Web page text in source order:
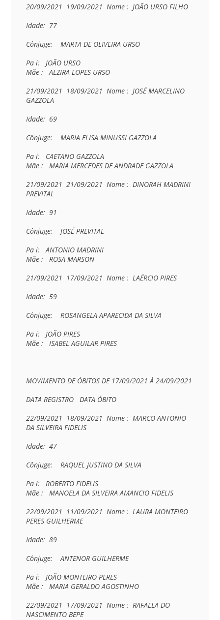
20/09/2021  19/09/2021  Nome :  JOÃO URSO FILHO
Idade:  77
Cônjuge:    MARTA DE OLIVEIRA URSO
Pa i:   JOÃO URSO
Mãe :   ALZIRA LOPES URSO
21/09/2021  18/09/2021  Nome :  JOSÉ MARCELINO
GAZZOLA
Idade:  69
Cônjuge:    MARIA ELISA MINUSSI GAZZOLA
Pa i:   CAETANO GAZZOLA
Mãe :   MARIA MERCEDES DE ANDRADE GAZZOLA
21/09/2021  21/09/2021  Nome :  DINORAH MADRINI
PREVITAL
Idade:  91
Cônjuge:    JOSÉ PREVITAL
Pa i:   ANTONIO MADRINI
Mãe :   ROSA MARSON
21/09/2021  17/09/2021  Nome :  LAÉRCIO PIRES
Idade:  59
Cônjuge:    ROSANGELA APARECIDA DA SILVA
Pa i:   JOÃO PIRES
Mãe :   ISABEL AGUILAR PIRES
MOVIMENTO DE ÓBITOS DE 17/09/2021 À 24/09/2021
DATA REGISTRO   DATA ÓBITO
22/09/2021  18/09/2021  Nome :  MARCO ANTONIO
DA SILVEIRA FIDELIS
Idade:  47
Cônjuge:    RAQUEL JUSTINO DA SILVA
Pa i:   ROBERTO FIDELIS
Mãe :   MANOELA DA SILVEIRA AMANCIO FIDELIS
22/09/2021  11/09/2021  Nome :  LAURA MONTEIRO
PERES GUILHERME
Idade:  89
Cônjuge:    ANTENOR GUILHERME
Pa i:   JOÃO MONTEIRO PERES
Mãe :   MARIA GERALDO AGOSTINHO
22/09/2021  17/09/2021  Nome :  RAFAELA DO
NASCIMENTO BEPE